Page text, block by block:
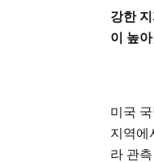
강한
이 높
미국
지역에
라 관